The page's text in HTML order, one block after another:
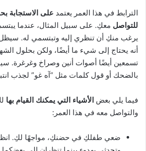
الترابط في هذا العمر يعتمد على الاستجابة
للتواصل معكِ. على سبيل المثال، عندما
يرغب منكِ أن تنظري إليه وتبتسمي له.
أنه يحتاج إلى شيء ما أيضًا، ولكن بحلول
تسمعين أيضًا أصوات أنين وصراخ وغرغرة.
بالضحك أو قول كلمات مثل “آه غو” لجذب
فيما يلي بعض الأشياء التي يمكنك القيام بها
والتواصل معه في هذا العمر:
ضعي طفلكِ في حضنكِ، مواجهًا لكِ.